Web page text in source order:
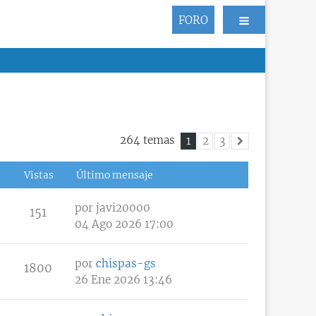
FORO
264 temas 1 2
3
Siguiente
Vistas Último mensaje
151 por javi20000
04 Ago 2026 17:00
1800 por chispas-gs
26 Ene 2026 13:46